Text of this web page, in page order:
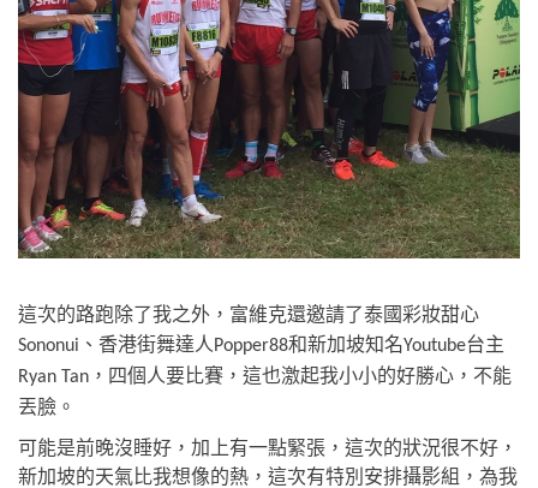
這次的路跑除了我之外，富維克還邀請了泰國彩妝甜心
Sononui 、香港街舞達人 Popper88和新加坡知名Youtube台主
Ryan Tan ， 四個人要比賽，這也激起我小小的好勝心，不能
丟臉。
可能是前晚沒睡好，加上有一點緊張，這次的狀況很不好，
新加坡的天氣比我想像的熱，這次有特別安排攝影組，為我